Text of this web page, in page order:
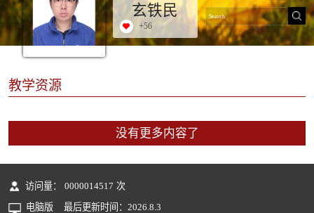
玄铁民
+56
教学资源
没有更多内容了
访问量： 0000014517 次
电脑版
最后更新时间： 2026 8 3